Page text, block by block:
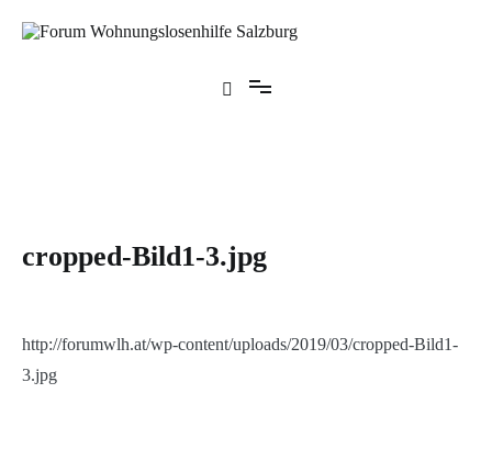
Inhalt
cropped-Bild1-3.jpg
http://forumwlh.at/wp-content/uploads/2019/03/cropped-Bild1-
3.jpg